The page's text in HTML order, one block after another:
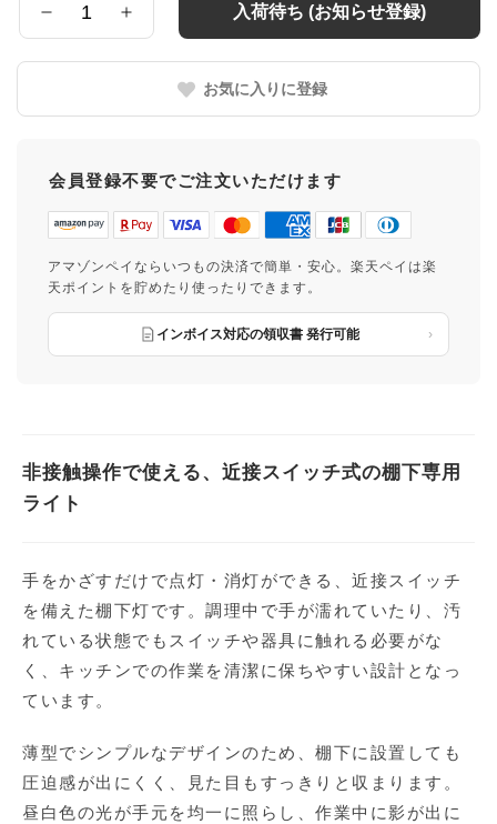
量
入荷待ち (お知らせ登録)
お気に入りに登録
会員登録不要でご注文いただけます
アマゾンペイならいつもの決済で簡単・安心。楽天ペイは楽
天ポイントを貯めたり使ったりできます。
インボイス対応の領収書 発行可能
非接触操作で使える、近接スイッチ式の棚下専用
ライト
手をかざすだけで点灯・消灯ができる、近接スイッチ
を備えた棚下灯です。調理中で手が濡れていたり、汚
れている状態でもスイッチや器具に触れる必要がな
く、キッチンでの作業を清潔に保ちやすい設計となっ
ています。
薄型でシンプルなデザインのため、棚下に設置しても
圧迫感が出にくく、見た目もすっきりと収まります。
昼白色の光が手元を均一に照らし、作業中に影が出に